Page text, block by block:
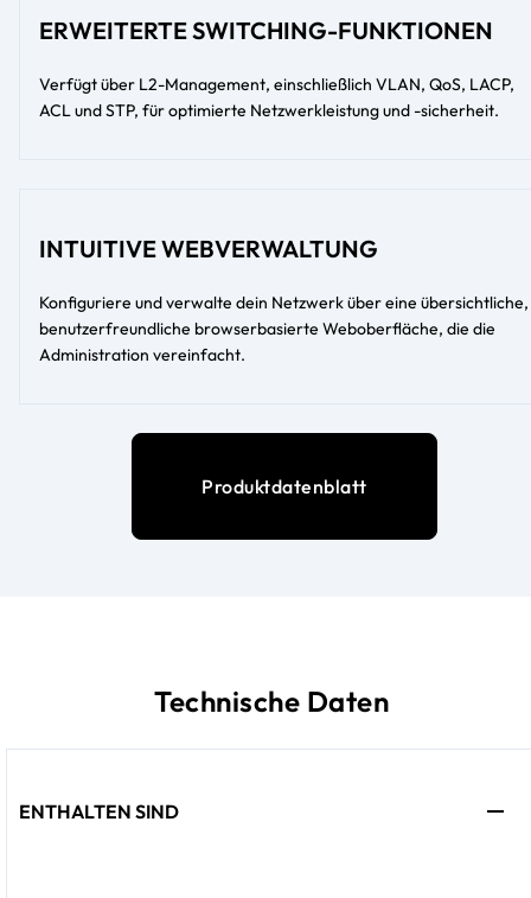
ERWEITERTE SWITCHING-FUNKTIONEN
Verfügt über L2-Management, einschließlich VLAN, QoS, LACP,
ACL und STP, für optimierte Netzwerkleistung und -sicherheit.
INTUITIVE WEBVERWALTUNG
Konfiguriere und verwalte dein Netzwerk über eine übersichtliche,
benutzerfreundliche browserbasierte Weboberfläche, die die
Administration vereinfacht.
Produktdatenblatt
Technische Daten
ENTHALTEN SIND